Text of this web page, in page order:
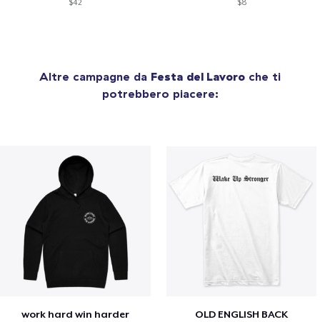
$42 $8
Altre campagne da Festa del Lavoro che ti
potrebbero piacere:
work hard win harder OLD ENGLISH BACK